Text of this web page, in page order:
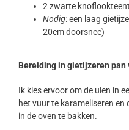
2 zwarte
Nodig: een laag
20cm doorsnee)
Bereiding in gietijzeren pan
Ik kies ervoor om de uien in
het vuur te karameliseren en
in de oven te bakken.